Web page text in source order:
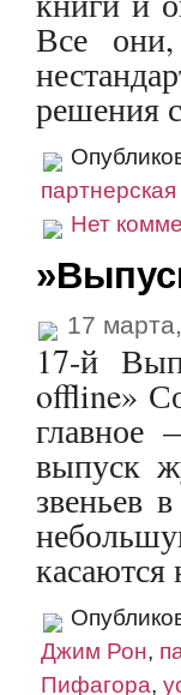
Все они,
решения
Нет
17
17-й
offline»
выпуск
звеньев
Джим Рон,
Пифагора,